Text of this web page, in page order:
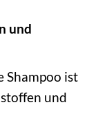
und
Shampoo ist
und